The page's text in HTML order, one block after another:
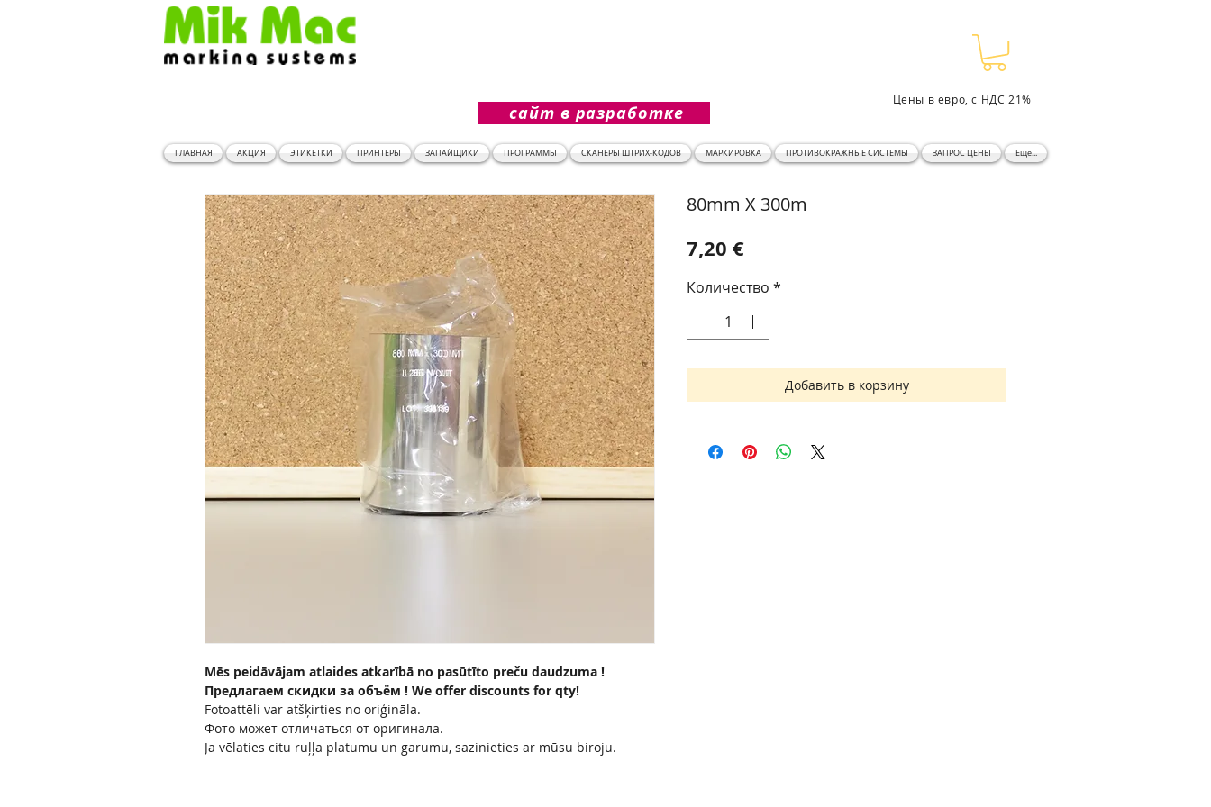
сайт в разработке
Цены в евро, с НДС 21%
ГЛАВНАЯ АКЦИЯ ЭТИКЕТКИ ПРИНТЕРЫ ЗАПАЙЩИКИ ПРОГРАММЫ СКАНЕРЫ ШТРИХ-КОДОВ МАРКИРОВКА ПРОТИВОКРАЖНЫЕ СИСТЕМЫ ЗАПРОС ЦЕНЫ Еще...
Mēs peidāvājam atlaides atkarībā no pasūtīto preču daudzuma !
Предлагаем скидки за объём ! We offer discounts for qty!
Fotoattēli var atšķirties no oriģināla.
Фото может отличаться от оригинала.
Ja vēlaties citu ruļļa platumu un garumu, sazinieties ar mūsu biroju.
80mm X 300m
7,20 €Цена
Количество *
Добавить в корзину